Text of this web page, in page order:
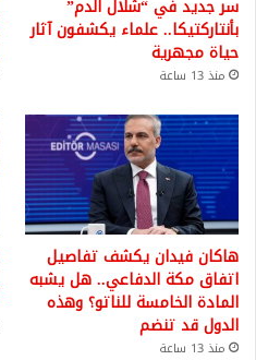
سر جديد في “شلال الدم”
بأنتاركتيكا.. علماء يكشفون آثار
حياة مجهرية
منذ 13 ساعة
هاكان فيدان يكشف تفاصيل
اتفاق مكة الدفاعي.. هل يشبه
المادة الخامسة للناتو؟ وهذه
الدول قد تنضم
منذ 13 ساعة